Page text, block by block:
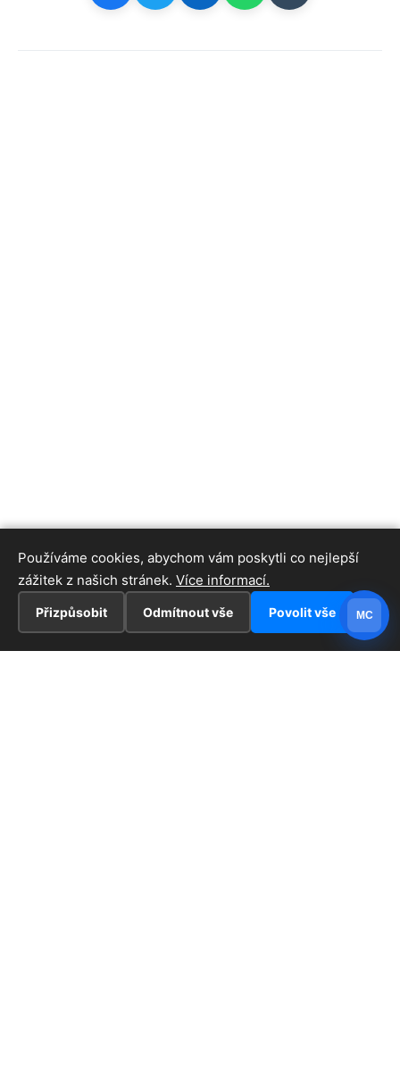
Používáme cookies, abychom vám poskytli co nejlepší
zážitek z našich stránek. Více informací.
Přizpůsobit Odmítnout vše Povolit vše MC